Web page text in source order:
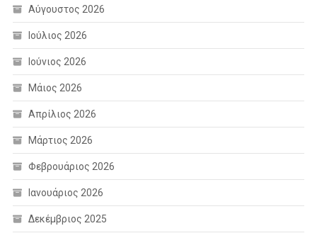
Αύγουστος 2026
Ιούλιος 2026
Ιούνιος 2026
Μάιος 2026
Απρίλιος 2026
Μάρτιος 2026
Φεβρουάριος 2026
Ιανουάριος 2026
Δεκέμβριος 2025